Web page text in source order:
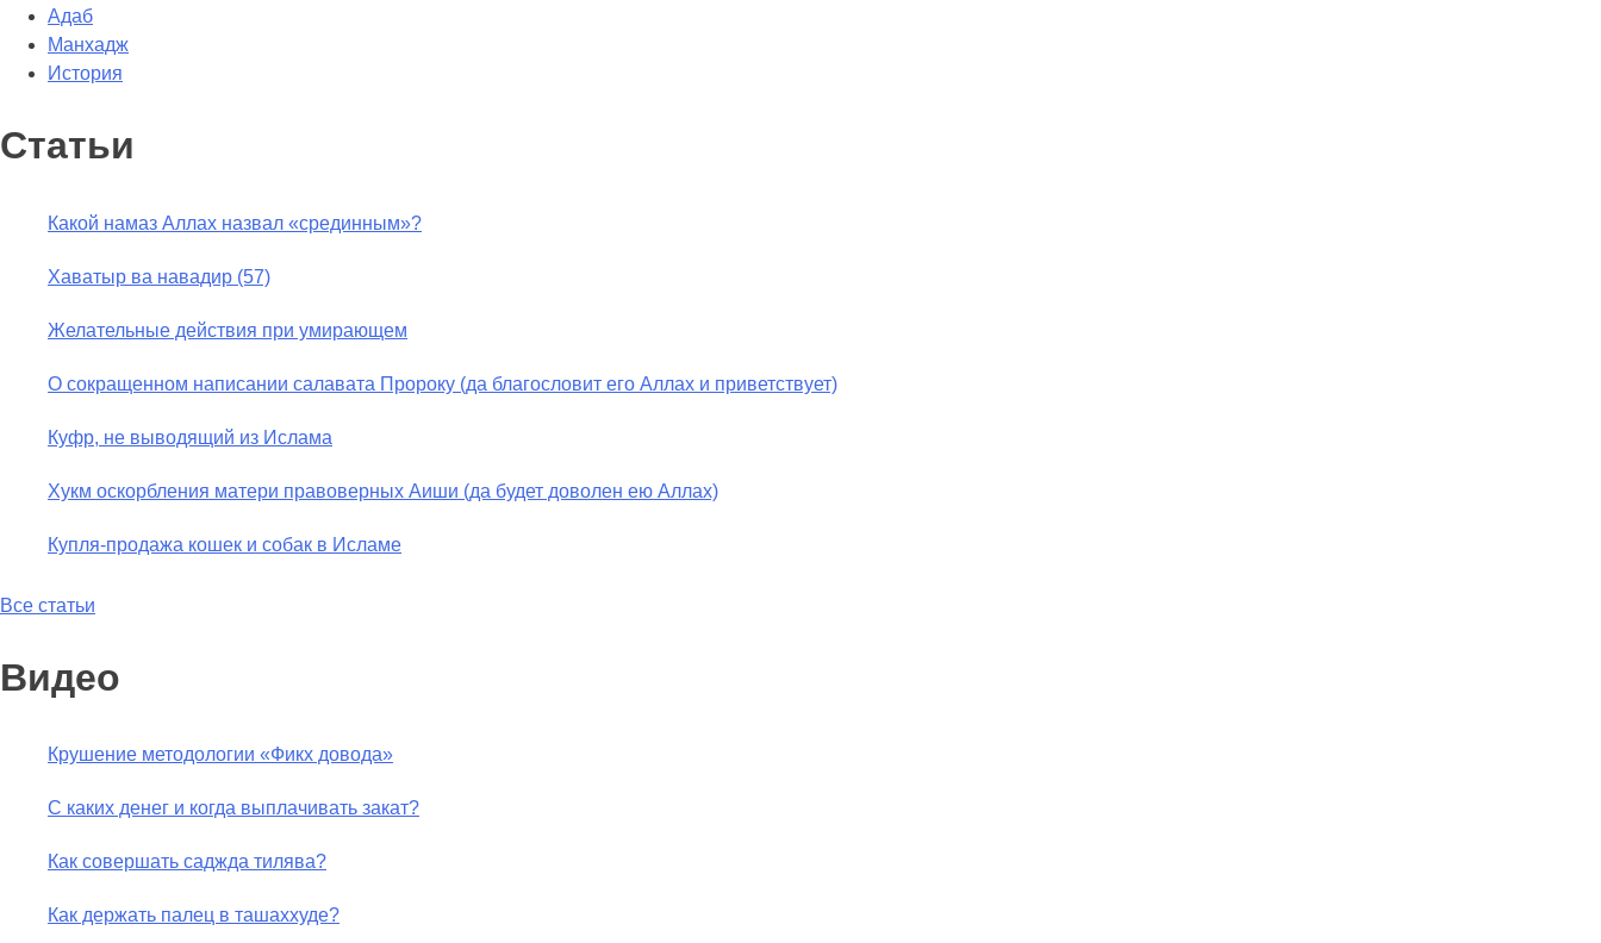
Адаб
Манхадж
История
Статьи
Какой намаз Аллах назвал «срединным»?
Хаватыр ва навадир (57)
Желательные действия при умирающем
О сокращенном написании салавата Пророку (да благословит его Аллах и приветствует)
Куфр, не выводящий из Ислама
Хукм оскорбления матери правоверных Аиши (да будет доволен ею Аллах)
Купля-продажа кошек и собак в Исламе
Все статьи
Видео
Крушение методологии «Фикх довода»
С каких денег и когда выплачивать закат?
Как совершать саджда тилява?
Как держать палец в ташаххуде?